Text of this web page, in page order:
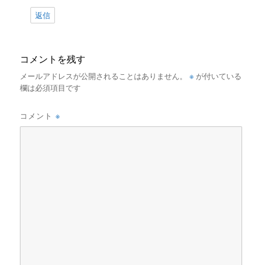
返信
コメントを残す
メールアドレスが公開されることはありません。 ※ が付いている
欄は必須項目です
コメント※